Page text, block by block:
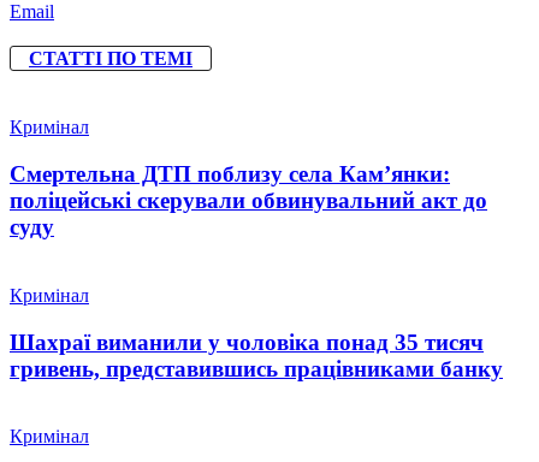
Email
СТАТТІ ПО ТЕМІ
Кримінал
Смертельна ДТП поблизу села Кам’янки:
поліцейські скерували обвинувальний акт до
суду
Кримінал
Шахраї виманили у чоловіка понад 35 тисяч
гривень, представившись працівниками банку
Кримінал